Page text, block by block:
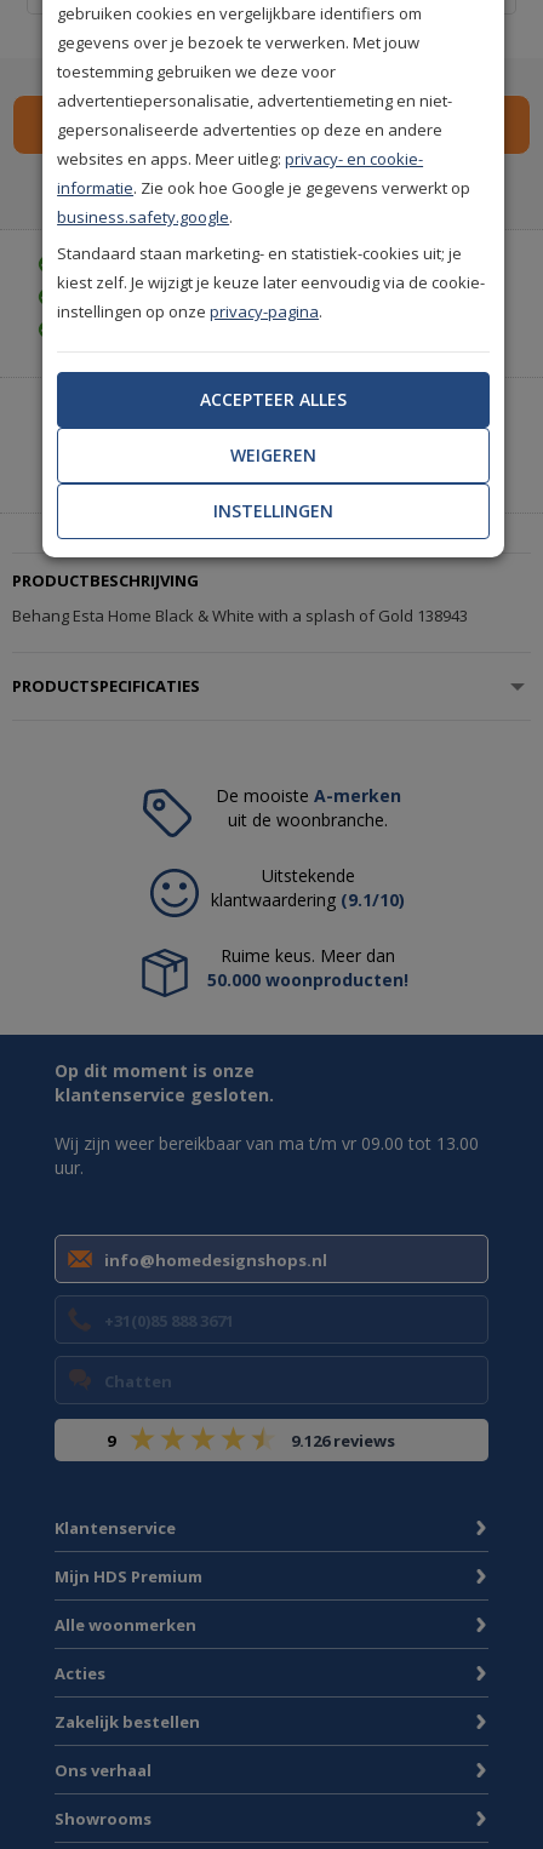
Spaar premium punten
Gratis bezorgd vanaf € 35,-
Gratis retourneren (30 dagen)
PRODUCTBESCHRIJVING
Behang Esta Home Black & White with a splash of Gold 138943
PRODUCTSPECIFICATIES
De mooiste A-merken
uit de woonbranche.
Uitstekende
klantwaardering (9.1/10)
Ruime keus. Meer dan
50.000 woonproducten!
Op dit moment is onze
klantenservice gesloten.
Wij zijn weer bereikbaar van ma t/m vr 09.00 tot 13.00
uur.
info@homedesignshops.nl
+31(0)85 888 3671
Chatten
9 9.126 reviews
Klantenservice
Mijn HDS Premium
Alle woonmerken
Acties
Zakelijk bestellen
Ons verhaal
Showrooms
gebruiken cookies en vergelijkbare identifiers om
gegevens over je bezoek te verwerken. Met jouw
toestemming gebruiken we deze voor
advertentiepersonalisatie, advertentiemeting en niet-
gepersonaliseerde advertenties op deze en andere
websites en apps. Meer uitleg:privacy- en cookie-
informatie. Zie ook hoe Google je gegevens verwerkt op
business.safety.google.
Standaard staan marketing- en statistiek-cookies uit; je
kiest zelf. Je wijzigt je keuze later eenvoudig via de cookie-
instellingen op onzeprivacy-pagina.
ACCEPTEER ALLES
WEIGEREN
INSTELLINGEN